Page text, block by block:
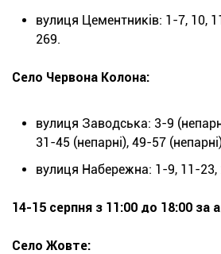
вулиця Цементників: 1-7, 10,
269.
Село Червона Колона:
вулиця Заводська: 3-9
31-45 (непарні), 49-57
вулиця Набережна: 1-9, 11-23,
14-15 серпня з 11:00 до 18:00 за
Село Жовте: